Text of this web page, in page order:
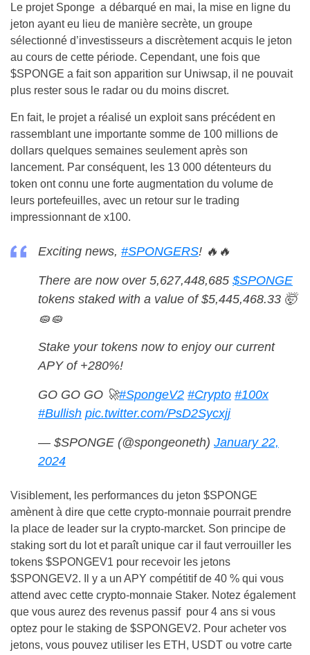
Le projet Sponge a débarqué en mai, la mise en ligne du
jeton ayant eu lieu de manière secrète, un groupe
sélectionné d’investisseurs a discrètement acquis le jeton
au cours de cette période. Cependant, une fois que
$SPONGE a fait son apparition sur Uniwsap, il ne pouvait
plus rester sous le radar ou du moins discret.
En fait, le projet a réalisé un exploit sans précédent en
rassemblant une importante somme de 100 millions de
dollars quelques semaines seulement après son
lancement. Par conséquent, les 13 000 détenteurs du
token ont connu une forte augmentation du volume de
leurs portefeuilles, avec un retour sur le trading
impressionnant de x100.
Exciting news, #SPONGERS! 🔥🔥
There are now over 5,627,448,685 $SPONGE
tokens staked with a value of $5,445,468.33 🤯
🧽🧽
Stake your tokens now to enjoy our current
APY of +280%!
GO GO GO 🚀#SpongeV2 #Crypto #100x
#Bullish pic.twitter.com/PsD2Sycxjj
— $SPONGE (@spongeoneth) January 22,
2024
Visiblement, les performances du jeton $SPONGE
amènent à dire que cette crypto-monnaie pourrait prendre
la place de leader sur la crypto-marcket. Son principe de
staking sort du lot et paraît unique car il faut verrouiller les
tokens $SPONGEV1 pour recevoir les jetons
$SPONGEV2. Il y a un APY compétitif de 40 % qui vous
attend avec cette crypto-monnaie Staker. Notez également
que vous aurez des revenus passif pour 4 ans si vous
optez pour le staking de $SPONGEV2. Pour acheter vos
jetons, vous pouvez utiliser les ETH, USDT ou votre carte